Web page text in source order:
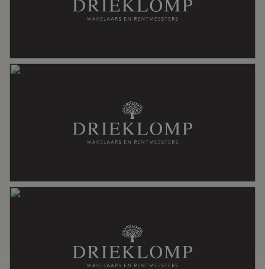
Riet
Oppervlakten en inhoud
434 m²
6.742 m²